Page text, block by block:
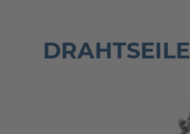
DRAHTSEILE